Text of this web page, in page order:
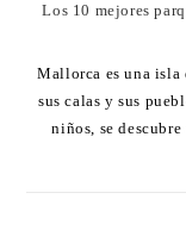
Los 10 mejores
Mallorca es una isla
sus calas y sus
niños, se